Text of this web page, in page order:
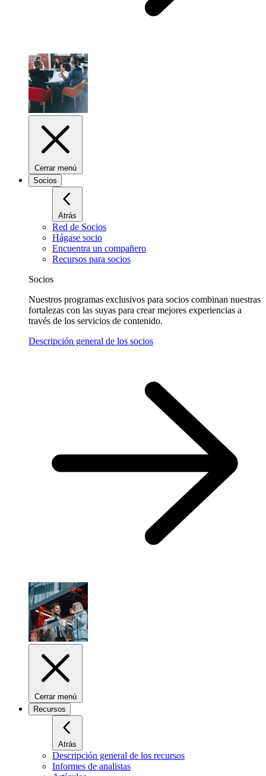
Cerrar menú
Socios
Atrás
Red de Socios
Hágase socio
Encuentra un compañero
Recursos para socios
Socios
Nuestros programas exclusivos para socios combinan nuestras
fortalezas con las suyas para crear mejores experiencias a
través de los servicios de contenido.
Descripción general de los socios
Cerrar menú
Recursos
Atrás
Descripción general de los recursos
Informes de analistas